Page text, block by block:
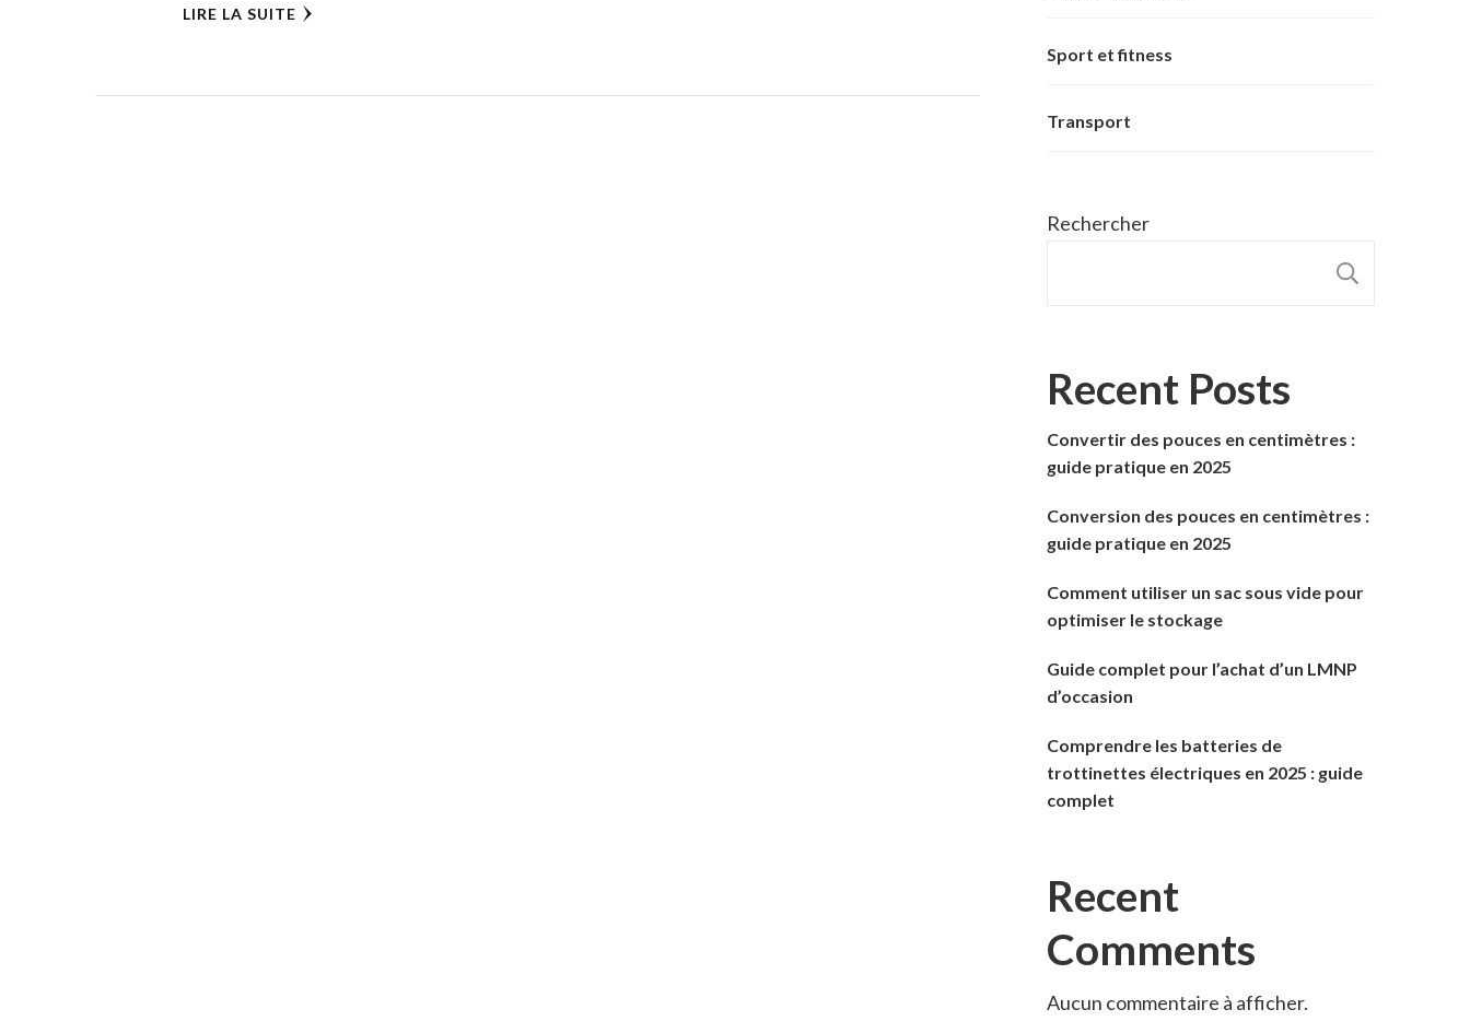
LIRE LA SUITE
Sport et fitness
Transport
Rechercher
Recent Posts
Convertir des pouces en centimètres :
guide pratique en 2025
Conversion des pouces en centimètres :
guide pratique en 2025
Comment utiliser un sac sous vide pour
optimiser le stockage
Guide complet pour l’achat d’un LMNP
d’occasion
Comprendre les batteries de
trottinettes électriques en 2025 : guide
complet
Recent
Comments
Aucun commentaire à afficher.